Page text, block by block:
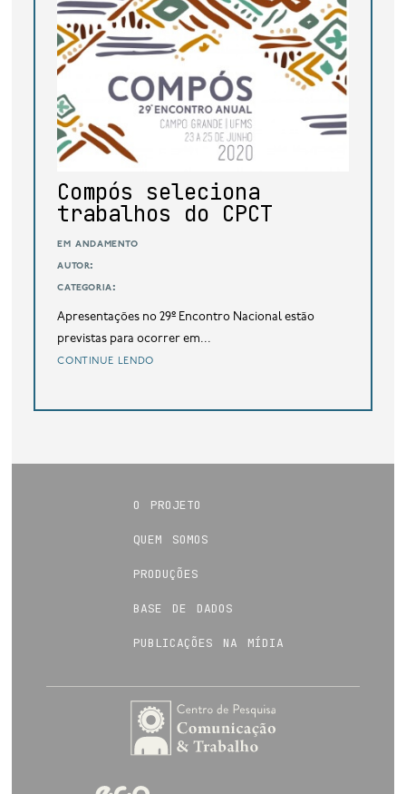
base de dados
publicações na mídia
Compós seleciona
trabalhos do CPCT
em andamento
autor:
categoria:
Apresentações no 29º Encontro Nacional estão
previstas para ocorrer em...
continue lendo
o projeto
quem somos
produções
base de dados
publicações na mídia